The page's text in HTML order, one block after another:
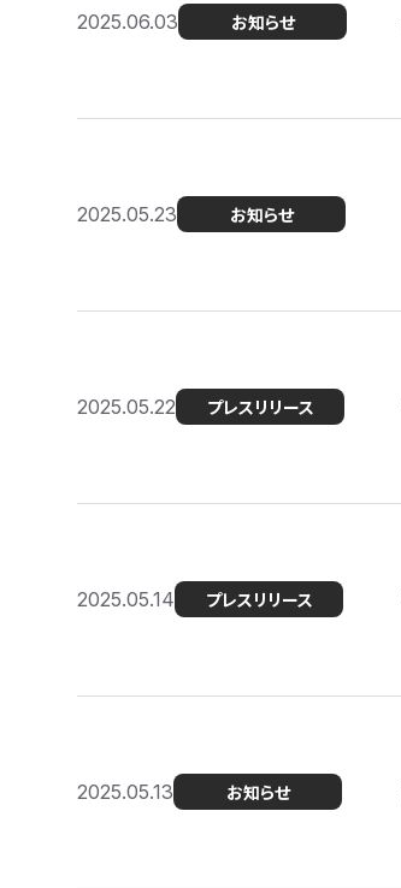
2025.06.03 お知らせ
2025.05.23 お知らせ
2025.05.22 プレスリリース
2025.05.14 プレスリリース
2025.05.13 お知らせ